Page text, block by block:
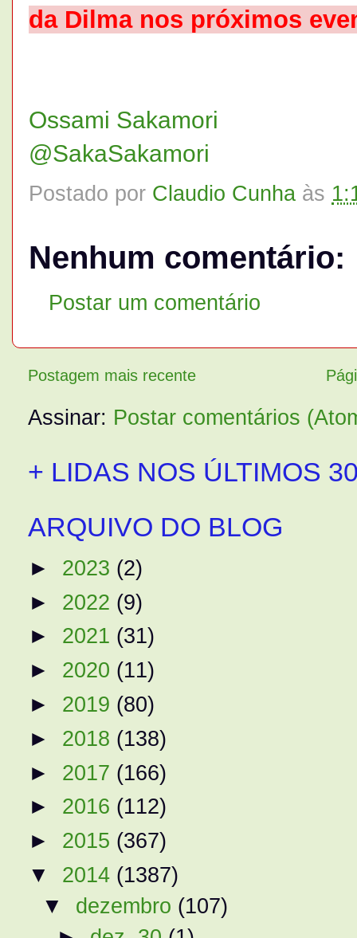
da Dilma nos próximos
Ossami Sakamori
@SakaSakamori
Postado por Claudio Cunha às
Nenhum comentário:
Postar um comentário
Postagem mais recente
Assinar: Postar comentários
+ LIDAS NOS ÚLTIMOS
ARQUIVO DO BLOG
► 2023 (2)
► 2022 (9)
► 2021 (31)
► 2020 (11)
► 2019 (80)
► 2018 (138)
► 2017 (166)
► 2016 (112)
► 2015 (367)
▼ 2014 (1387)
▼ dezembro (107)